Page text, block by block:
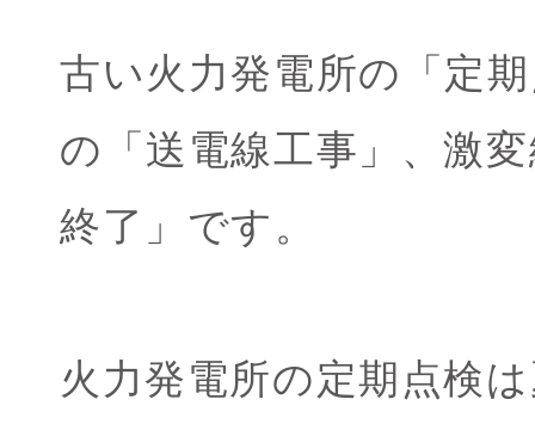
古い火力発電所の「定
の「送電線工事」、激
終了」です。
火力発電所の定期点検